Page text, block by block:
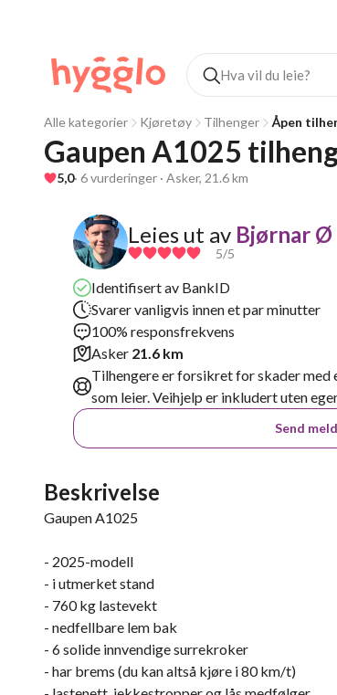
Alle kategorier Kjøretøy Tilhenger Åpen
Gaupen A1025
5,0· 6 vurderinger · Asker, 21.6 km
Leies ut av Bjørnar Ø
5/5
Identifisert av BankID
Svarer vanligvis innen et par minutter
100% responsfrekvens
Asker 21.6 km
Tilhengere er forsikret for skader med
som leier. Veihjelp er inkludert uten
Send
Beskrivelse
Gaupen A1025
- 2025-modell
- i utmerket stand
- 760 kg lastevekt
- nedfellbare lem bak
- 6 solide innvendige surrekroker
- har brems (du kan altså kjøre i 80 km/t)